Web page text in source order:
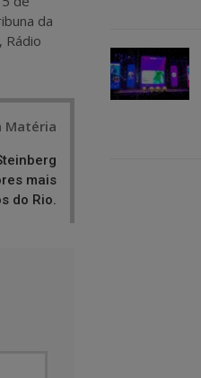
da
Rádio
Matéria
mais
do Rio.